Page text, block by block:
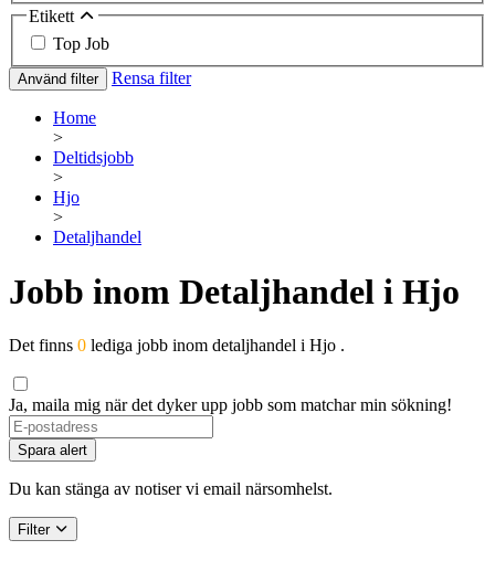
Etikett
Top Job
Använd filter Rensa filter
Home
>
Deltidsjobb
>
Hjo
>
Detaljhandel
Jobb inom Detaljhandel i Hjo
Det finns 0 lediga jobb inom detaljhandel i Hjo .
Ja, maila mig när det dyker upp jobb som matchar min sökning!
Spara alert
Du kan stänga av notiser vi email närsomhelst.
Filter